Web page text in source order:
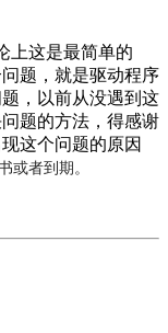
这是最简单的
题，就是驱动程序
，以前从没遇到这
题的方法，得感谢
这个问题的原因
或者到期。